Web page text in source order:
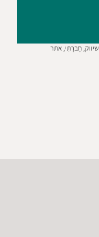
שיווק, חֶברָתִי, אתר